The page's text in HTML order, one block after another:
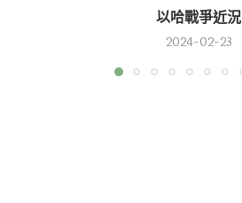
以哈戰爭近況
2024-02-23